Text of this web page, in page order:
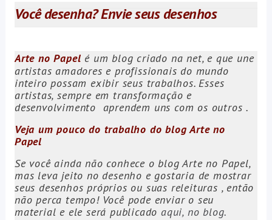
Você desenha? Envie seus desenhos
Arte no Papel é um blog criado na net, e que une
artistas amadores e profissionais do mundo
inteiro possam exibir seus trabalhos. Esses
artistas, sempre em transformação e
desenvolvimento aprendem uns com os outros .
Veja um pouco do trabalho do blog Arte no
Papel
Se você ainda não conhece o blog Arte no Papel,
mas leva jeito no desenho e gostaria de mostrar
seus desenhos próprios ou suas releituras , então
não perca tempo! Você pode enviar o seu
material e ele será publicado aqui, no blog.